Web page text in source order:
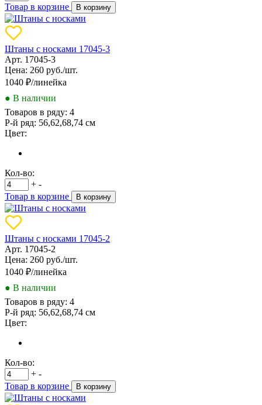
Товар в корзине
В корзину
Штаны с носками 17045-3
Арт. 17045-3
Цена: 260 руб./шт.
1040 ₽/линейка
● В наличии
Товаров в ряду: 4
Р-й ряд: 56,62,68,74 см
Цвет:
Кол-во:
+ -
Товар в корзине
В корзину
Штаны с носками 17045-2
Арт. 17045-2
Цена: 260 руб./шт.
1040 ₽/линейка
● В наличии
Товаров в ряду: 4
Р-й ряд: 56,62,68,74 см
Цвет:
Кол-во:
+ -
Товар в корзине
В корзину